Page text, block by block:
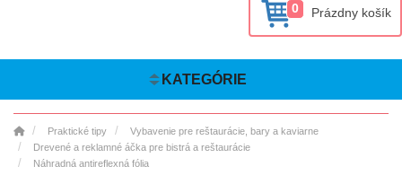
0 Prázdny košík
KATEGÓRIE
Praktické tipy
Vybavenie pre reštaurácie, bary a kaviarne
Drevené a reklamné áčka pre bistrá a reštaurácie
Náhradná antireflexná fólia